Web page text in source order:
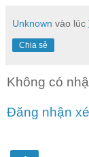
Unknown vào lúc
Chia sẻ
Không có
Đăng nhận